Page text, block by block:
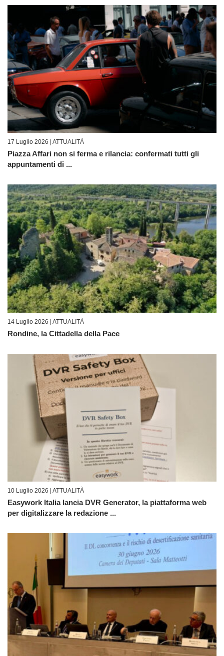
17 Luglio 2026 | ATTUALITÀ
Piazza Affari non si ferma e rilancia: confermati tutti gli
appuntamenti di ...
14 Luglio 2026 | ATTUALITÀ
Rondine, la Cittadella della Pace
10 Luglio 2026 | ATTUALITÀ
Easywork Italia lancia DVR Generator, la piattaforma web
per digitalizzare la redazione ...